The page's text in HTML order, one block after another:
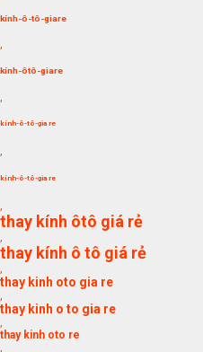
kính-ô-tô-giare
,
kính-ôtô-giare
kính-ô-tô-gia re
,
kính-ô-tô-gia re
thay kính ôtô giá rẻ
thay kính ô tô giá rẻ
thay kinh oto gia re
thay kinh o to gia re
thay kinh oto re